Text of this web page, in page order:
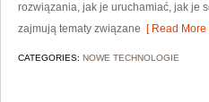
rozwiązania, jak je uruchamiać, jak je
zajmują tematy związane [ Read More
CATEGORIES: NOWE TECHNOLOGIE